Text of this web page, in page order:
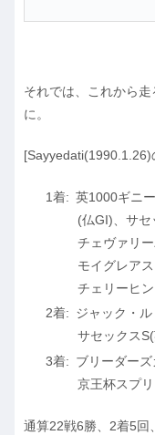
それでは、これから
に。
[Sayyedati(1990.1.26)
英1000ギニ
(仏GI)、サセ
チェヴァリー
モイグレア
チェリーヒ
ジャック・ル
サセックス
ブリーダーズ
京王杯スプ
通算22戦6勝、2着5回